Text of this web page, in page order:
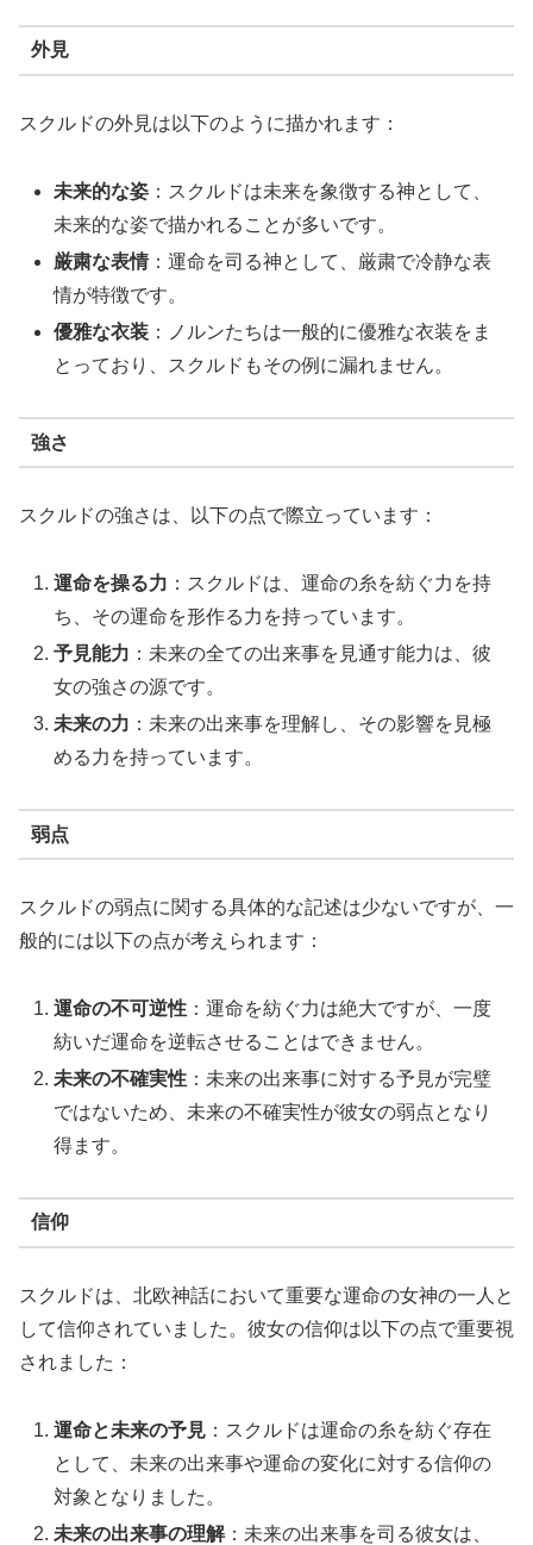
外見
スクルドの外見は以下のように描かれます：
未来的な姿 ：スクルドは未来を象徴する神として、
未来的な姿で描かれることが多いです。
厳粛な表情：運命を司る神として、厳粛で冷静な表
情が特徴です。
優雅な衣装 ：ノルンたちは一般的に優雅な衣装をま
とっており、スクルドもその例に漏れません。
強さ
スクルドの強さは、以下の点で際立っています：
運命を操る力 ：スクルドは、運命の糸を紡ぐ力を持
ち、その運命を形作る力を持っています。
予見能力 ：未来の全ての出来事を見通す能力は、彼
女の強さの源です。
未来の力 ：未来の出来事を理解し、その影響を見極
める力を持っています。
弱点
スクルドの弱点に関する具体的な記述は少ないですが、一
般的には以下の点が考えられます：
運命の不可逆性 ：運命を紡ぐ力は絶大ですが、一度
紡いだ運命を逆転させることはできません。
未来の不確実性 ：未来の出来事に対する予見が完璧
ではないため、未来の不確実性が彼女の弱点となり
得ます。
信仰
スクルドは、北欧神話において重要な運命の女神の一人と
して信仰されていました。彼女の信仰は以下の点で重要視
されました：
運命と未来の予見 ：スクルドは運命の糸を紡ぐ存在
として、未来の出来事や運命の変化に対する信仰の
対象となりました。
未来の出来事の理解：未来の出来事を司る彼女は、